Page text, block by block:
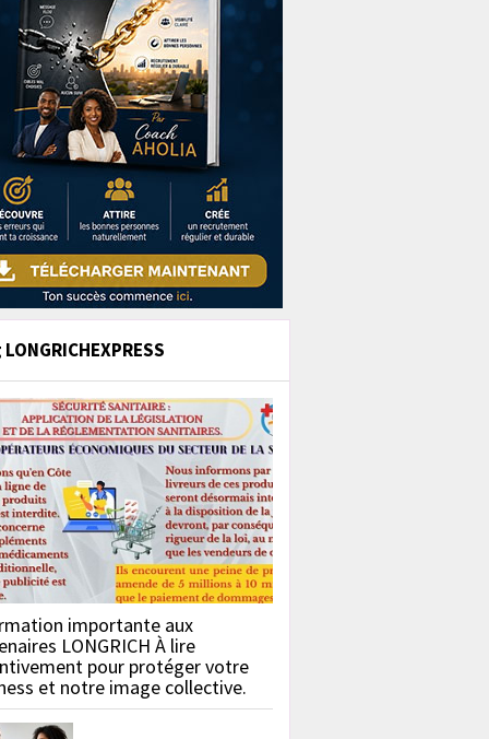
importante aux
LONGRICH À lire
pour protéger votre
et notre image collective.